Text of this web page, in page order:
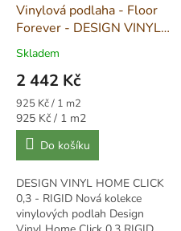
Vinylová podlaha - Floor
Forever - DESIGN VINYL
HOME CLICK - RIGID
3003
Skladem
2 442 Kč
Měrná
cena:
925 Kč / 1 m2
Měrná
cena:
925 Kč / 1 m2
Do košíku
DESIGN VINYL HOME CLICK
0,3 - RIGID Nová kolekce
vinylových podlah Design